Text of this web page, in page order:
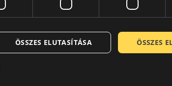
ÖSSZES
ÖSSZES ELUTASÍTÁSA